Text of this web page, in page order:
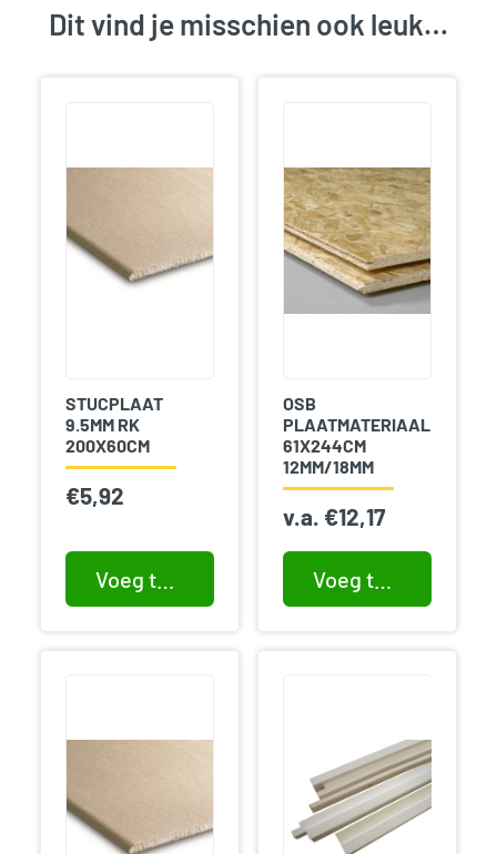
Dit vind je misschien ook leuk…
STUCPLAAT
9.5MM RK
200X60CM
€5,92
Voeg toe aan winkelwagen
OSB
PLAATMATERIAAL
61X244CM
12MM/18MM
v.a. €12,17
Voeg toe aan winkelwagen